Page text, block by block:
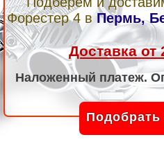
Форестер 4 вПермь,
Доставка от
Наложенный платеж.
Подобрать